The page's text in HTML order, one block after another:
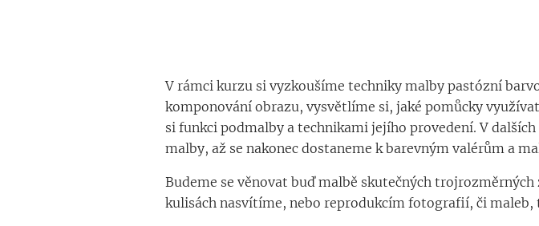
V rámci kurzu si vyzkoušíme techniky malby pastózní
komponování obrazu, vysvětlíme si, jaké pomůcky
si funkci podmalby a technikami jejího provedení. V
malby, až se nakonec dostaneme k barevným valérům a
Budeme se věnovat buď malbě skutečných
kulisách nasvítíme, nebo reprodukcím fotografií, či maleb,